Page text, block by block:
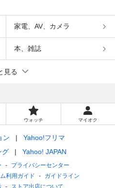
家電、AV、カメラ
本、雑誌
見る
ウォッチ マイオク
ン
Yahoo!フリマ
グ
Yahoo! JAPAN
プライバシーセンター
利用ガイド
ガイドライン
ストア出店について